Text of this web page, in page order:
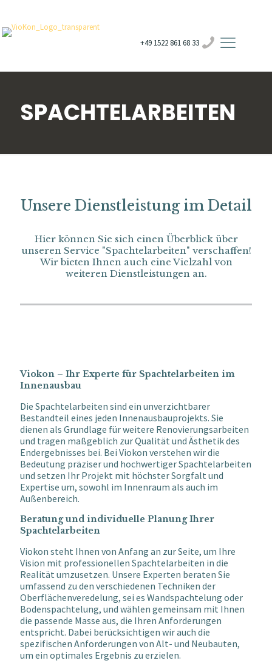
+49 1522 861 68 33
SPACHTELARBEITEN
Unsere Dienstleistung im Detail
Hier können Sie sich einen Überblick über
unseren Service "Spachtelarbeiten" verschaffen!
Wir bieten Ihnen auch eine Vielzahl von
weiteren Dienstleistungen an.
Viokon – Ihr Experte für Spachtelarbeiten im
Innenausbau
Die Spachtelarbeiten sind ein unverzichtbarer
Bestandteil eines jeden Innenausbauprojekts. Sie
dienen als Grundlage für weitere Renovierungsarbeiten
und tragen maßgeblich zur Qualität und Ästhetik des
Endergebnisses bei. Bei Viokon verstehen wir die
Bedeutung präziser und hochwertiger Spachtelarbeiten
und setzen Ihr Projekt mit höchster Sorgfalt und
Expertise um, sowohl im Innenraum als auch im
Außenbereich.
Beratung und individuelle Planung Ihrer
Spachtelarbeiten
Viokon steht Ihnen von Anfang an zur Seite, um Ihre
Vision mit professionellen Spachtelarbeiten in die
Realität umzusetzen. Unsere Experten beraten Sie
umfassend zu den verschiedenen Techniken der
Oberflächenveredelung, sei es Wandspachtelung oder
Bodenspachtelung, und wählen gemeinsam mit Ihnen
die passende Masse aus, die Ihren Anforderungen
entspricht. Dabei berücksichtigen wir auch die
spezifischen Anforderungen von Alt- und Neubauten,
um ein optimales Ergebnis zu erzielen.